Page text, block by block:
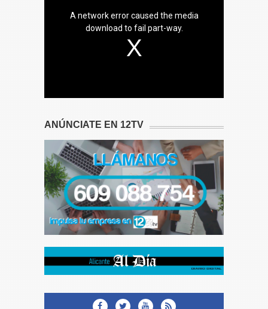
A network error caused the media
download to fail part-way.
ANÚNCIATE EN 12TV